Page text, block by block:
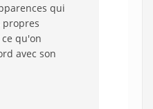
qui
propres
qu'on
avec son